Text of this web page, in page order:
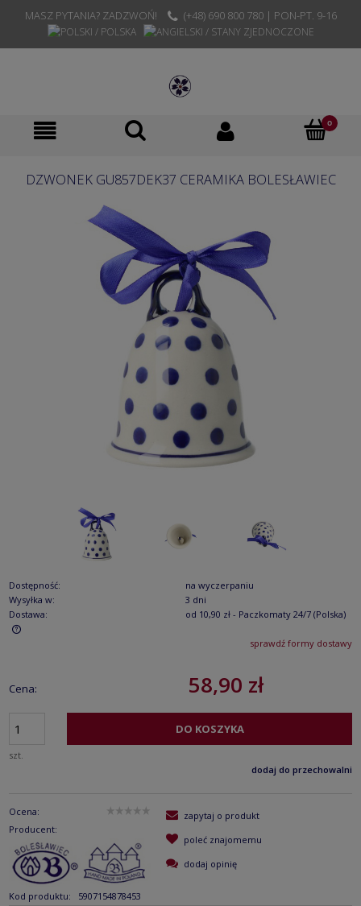
MASZ PYTANIA? ZADZWOŃ! (+48) 690 800 780 | PON-PT. 9-16
DZWONEK GU857DEK37 CERAMIKA BOLESŁAWIEC
Dostępność:
na wyczerpaniu
Wysyłka w:
3 dni
Dostawa:
od 10,90 zł - Paczkomaty 24/7 (Polska)
Cena nie zawiera ewentualnych kosztów płatnościsprawdź formy dostawy
Cena: 58,90 zł
szt.
DO KOSZYKA
dodaj do przechowalni
Ocena:
Producent:
Kod produktu: 5907154878453
zapytaj o produkt
poleć znajomemu
dodaj opinię